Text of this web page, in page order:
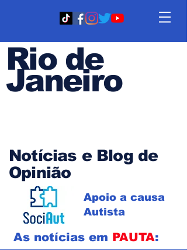
Rio de
Janeiro
Notícias e Blog de
Opinião
Apoio a causa
Autista
As notícias em PAUTA: